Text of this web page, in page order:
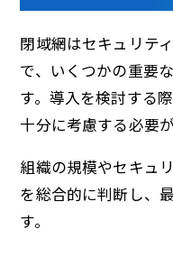
閉域網はセキュリテ
で、いくつかの重要
す。導入を検討する
十分に考慮する必要が
組織の規模やセキュ
を総合的に判断し、
す。